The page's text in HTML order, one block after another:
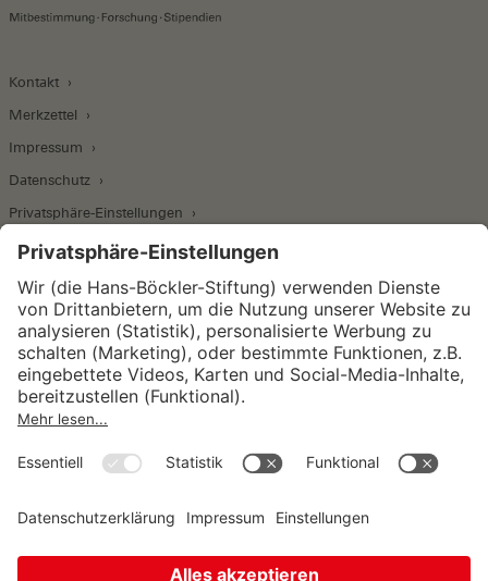
Kontakt
Merkzettel
Impressum
Datenschutz
Privatsphäre-Einstellungen
Wirtschafts- und Sozialwissenschaftliches Institut
Institut für Makroökonomie und
Konjunkturforschung
Unternehmensführung